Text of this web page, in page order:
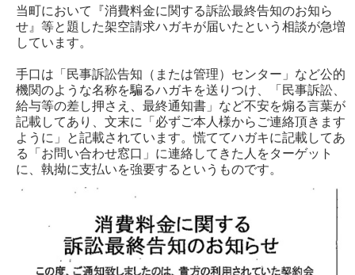
ジ
で
き
ま
す
当町において『消費料金に関する訴訟最終告知のお知ら
せ』等と題した架空請求ハガキが届いたという相談が急増
しています。
手口は「民事訴訟告知（または管理）センター」など公的
機関のような名称を騙るハガキを送りつけ、「民事訴訟、
給与等の差し押さえ、最終通知書」など不安を煽る言葉が
記載してあり、文末に「必ずご本人様からご連絡頂きます
ように」と記載されています。慌ててハガキに記載してあ
る「お問い合わせ窓口」に連絡してきた人をターゲット
に、執拗に支払いを強要するというものです。